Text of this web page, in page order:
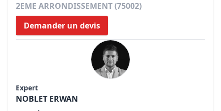
2EME ARRONDISSEMENT (75002)
Demander un devis
Expert
NOBLET ERWAN